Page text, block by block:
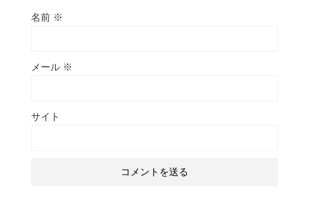
名前 ※
メール ※
サイト